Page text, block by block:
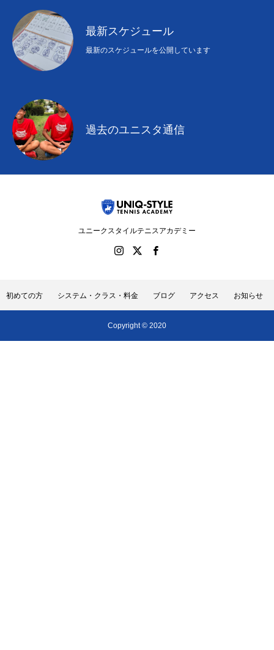
最新スケジュール
最新のスケジュールを公開しています
過去のユニスタ通信
ユニークスタイルテニスアカデミー
初めての方 システム・クラス・料金 ブログ アクセス お知らせ
Copyright © 2020